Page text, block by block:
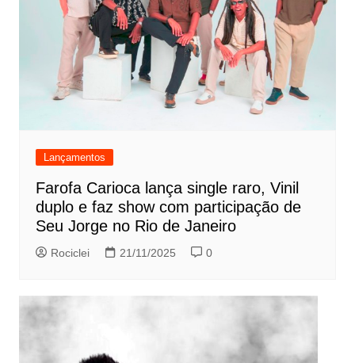
Lançamentos
Farofa Carioca lança single raro, Vinil
duplo e faz show com participação de
Seu Jorge no Rio de Janeiro
Rociclei 21/11/2025 0